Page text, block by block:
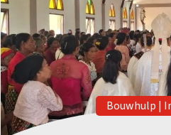
Bouwhulp |